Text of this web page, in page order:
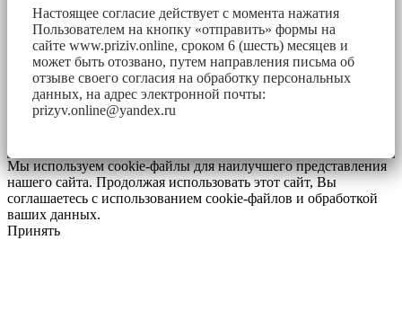
Настоящее согласие действует с момента нажатия
Пользователем на кнопку «отправить» формы на
сайте www.priziv.online, сроком 6 (шесть) месяцев и
может быть отозвано, путем направления письма об
отзыве своего согласия на обработку персональных
данных, на адрес электронной почты:
prizyv.online@yandex.ru
Мы используем cookie-файлы для наилучшего представления
нашего сайта. Продолжая использовать этот сайт, Вы
соглашаетесь с использованием cookie-файлов и обработкой
ваших данных.
Принять